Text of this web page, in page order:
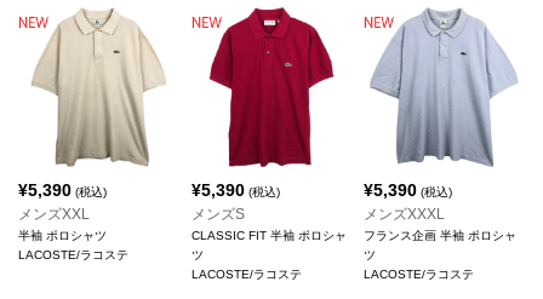
¥5,390 (税込)
メンズXXL
半袖 ポロシャツ
LACOSTE/ラコステ
¥5,390(税込)
メンズS
CLASSIC FIT 半袖 ポロシャ
ツ
LACOSTE/ラコステ
¥5,390 (税込)
メンズXXXL
フランス企画 半袖 ポロシャ
ツ
LACOSTE/ラコステ